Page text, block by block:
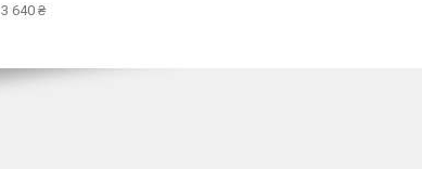
3 640 ₴